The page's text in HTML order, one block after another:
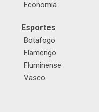
Economia
Esportes
Botafogo
Flamengo
Fluminense
Vasco